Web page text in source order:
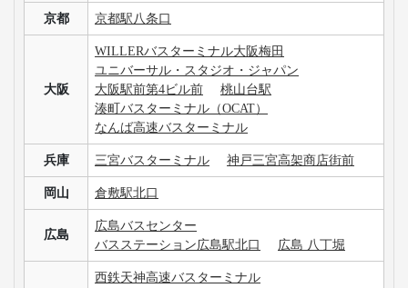
京都 京都駅八条口
大阪
WILLERバスターミナル大阪梅田
ユニバーサル・スタジオ・ジャパン
大阪駅前第4ビル前
桃山台駅
湊町バスターミナル（OCAT）
なんば高速バスターミナル
兵庫 三宮バスターミナル 神戸三宮高架商店街前
岡山 倉敷駅北口
広島
広島バスセンター
バスステーション広島駅北口
広島 八丁堀
西鉄天神高速バスターミナル